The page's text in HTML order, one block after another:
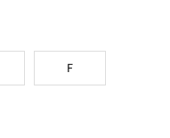
F